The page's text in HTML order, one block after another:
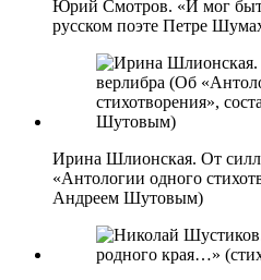
Юрий Смотров. «И мог
русском поэте Петре
Ирина Шлионская. От
«Антологии одного
Андреем Шутовым)